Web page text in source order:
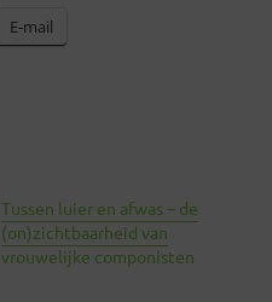
E-mail
Tussen luier en afwas – de
(on)zichtbaarheid van
vrouwelijke componisten